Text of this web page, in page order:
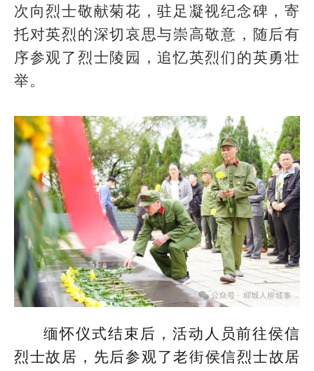
次向烈士敬献菊花，驻足凝视纪念碑，寄
托对英烈的深切哀思与崇高敬意，随后有
序参观了烈士陵园，追忆英烈们的英勇壮
举。
缅怀仪式结束后，活动人员前往侯信
烈士故居，先后参观了老街侯信烈士故居